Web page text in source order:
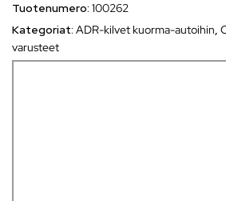
Tuotenumero: 100262
Kategoriat: ADR-kilvet kuorma-autoihin,
varusteet